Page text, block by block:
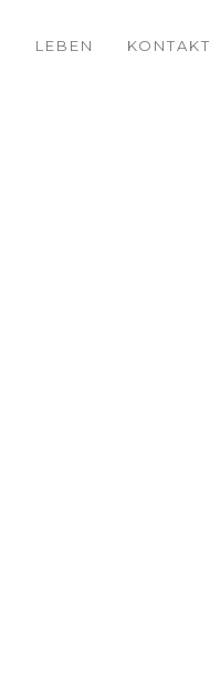
LEBEN KONTAKT